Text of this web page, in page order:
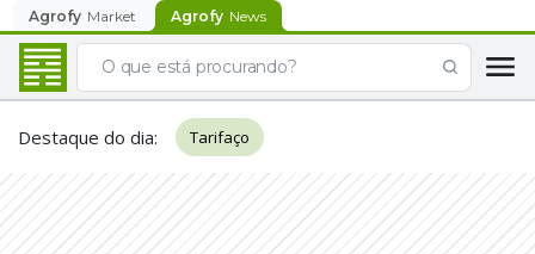
Agrofy Market Agrofy News
Destaque do dia: Tarifaço